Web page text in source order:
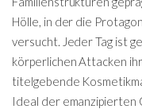
Hölle, in der die
versucht. Jeder Tag ist
körperlichen Attacken
titelgebende
Ideal der